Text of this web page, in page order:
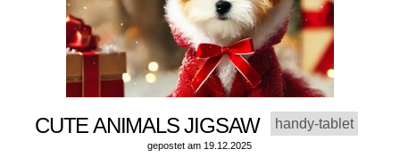
CUTE ANIMALS JIGSAW handy-tablet
gepostet am 19.12.2025